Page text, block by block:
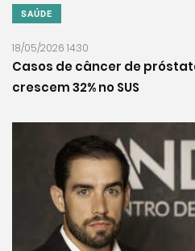
SAÚDE
18/05/2026 14:30
Casos de câncer de
crescem 32% no SUS